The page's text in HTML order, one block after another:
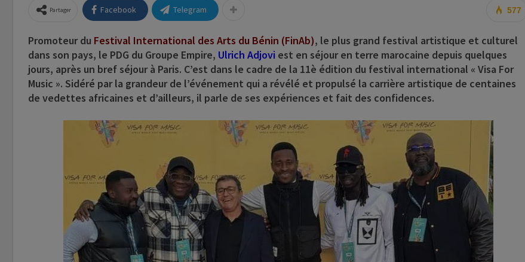
577
Partager Facebook Telegram
Promoteur du Festival International des Arts du Bénin (FinAb), le plus grand festival artistique et culturel
dans son pays, le PDG du Groupe Empire, Ulrich Adjovi est en séjour en terre marocaine depuis quelques
jours, après un bref séjour à Paris. C’est dans le cadre de la 11è édition du festival international « Visa For
Music ». Sidéré par la grandeur de l’événement qui a révélé et propulsé la carrière artistique de centaines
de vedettes africaines et d’ailleurs, il parle de ses expériences et fait des confidences.